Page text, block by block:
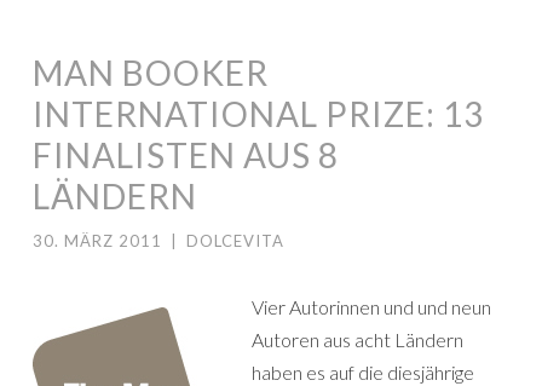
MAN BOOKER
INTERNATIONAL PRIZE: 13
FINALISTEN AUS 8
LÄNDERN
30. MÄRZ 2011 DOLCEVITA
Vier Autorinnen und und neun
Autoren aus acht Ländern
haben es auf die diesjährige